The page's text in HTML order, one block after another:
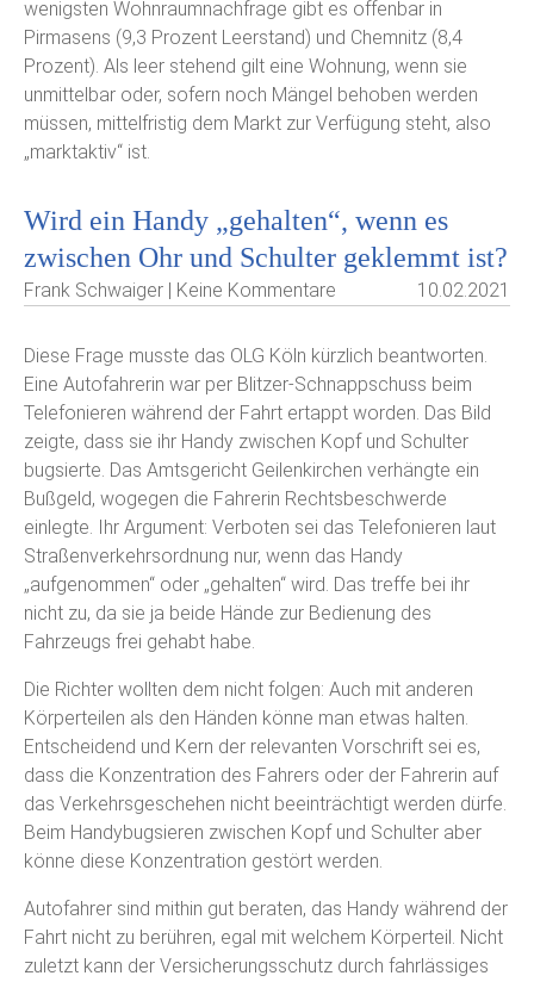
wenigsten Wohnraumnachfrage gibt es offenbar in
Pirmasens (9,3 Prozent Leerstand) und Chemnitz (8,4
Prozent). Als leer stehend gilt eine Wohnung, wenn sie
unmittelbar oder, sofern noch Mängel behoben werden
müssen, mittelfristig dem Markt zur Verfügung steht, also
„marktaktiv“ ist.
Wird ein Handy „gehalten“, wenn es
zwischen Ohr und Schulter geklemmt ist?
Frank Schwaiger | Keine Kommentare 10.02.2021
Diese Frage musste das OLG Köln kürzlich beantworten.
Eine Autofahrerin war per Blitzer-Schnappschuss beim
Telefonieren während der Fahrt ertappt worden. Das Bild
zeigte, dass sie ihr Handy zwischen Kopf und Schulter
bugsierte. Das Amtsgericht Geilenkirchen verhängte ein
Bußgeld, wogegen die Fahrerin Rechtsbeschwerde
einlegte. Ihr Argument: Verboten sei das Telefonieren laut
Straßenverkehrsordnung nur, wenn das Handy
„aufgenommen“ oder „gehalten“ wird. Das treffe bei ihr
nicht zu, da sie ja beide Hände zur Bedienung des
Fahrzeugs frei gehabt habe.
Die Richter wollten dem nicht folgen: Auch mit anderen
Körperteilen als den Händen könne man etwas halten.
Entscheidend und Kern der relevanten Vorschrift sei es,
dass die Konzentration des Fahrers oder der Fahrerin auf
das Verkehrsgeschehen nicht beeinträchtigt werden dürfe.
Beim Handybugsieren zwischen Kopf und Schulter aber
könne diese Konzentration gestört werden.
Autofahrer sind mithin gut beraten, das Handy während der
Fahrt nicht zu berühren, egal mit welchem Körperteil. Nicht
zuletzt kann der Versicherungsschutz durch fahrlässiges